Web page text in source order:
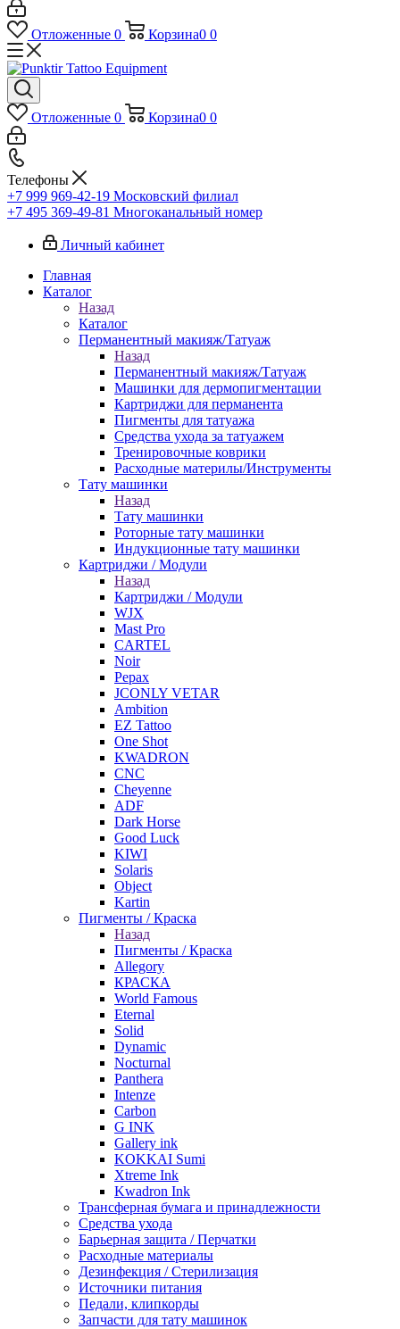
Отложенные 0 Корзина0 0
Отложенные 0 Корзина0 0
Телефоны
+7 999 969-42-19 Московский филиал
+7 495 369-49-81 Многоканальный номер
Личный кабинет
Главная
Каталог
Назад
Каталог
Перманентный макияж/Татуаж
Назад
Перманентный макияж/Татуаж
Машинки для дермопигментации
Картриджи для перманента
Пигменты для татуажа
Средства ухода за татуажем
Тренировочные коврики
Расходные материлы/Инструменты
Тату машинки
Назад
Тату машинки
Роторные тату машинки
Индукционные тату машинки
Картриджи / Модули
Назад
Картриджи / Модули
WJX
Mast Pro
CARTEL
Noir
Pepax
JCONLY VETAR
Ambition
EZ Tattoo
One Shot
KWADRON
CNC
Cheyenne
ADF
Dark Horse
Good Luck
KIWI
Solaris
Object
Kartin
Пигменты / Краска
Назад
Пигменты / Краска
Allegory
КРАСКА
World Famous
Eternal
Solid
Dynamic
Nocturnal
Panthera
Intenze
Carbon
G INK
Gallery ink
KOKKAI Sumi
Xtreme Ink
Kwadron Ink
Трансферная бумага и принадлежности
Средства ухода
Барьерная защита / Перчатки
Расходные материалы
Дезинфекция / Стерилизация
Источники питания
Педали, клипкорды
Запчасти для тату машинок